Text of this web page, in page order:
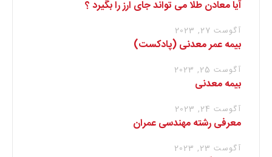
آیا معادن طلا می تواند جای ارز را بگیرد ؟
آگوست 27, 2023
بیمه عمر معدنی (پادکست)
آگوست 25, 2023
بیمه معدنی
آگوست 24, 2023
معرفی رشته مهندسی عمران
آگوست 23, 2023